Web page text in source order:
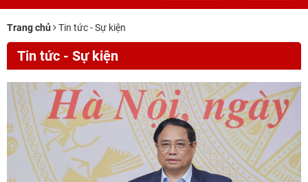
Trang chủ Tin tức - Sự kiện
Tin tức - Sự kiện